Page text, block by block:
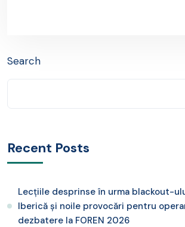
Search
Recent Posts
Lecțiile desprinse în urma blackout-
Iberică și noile provocări pentru
dezbatere la FOREN 2026